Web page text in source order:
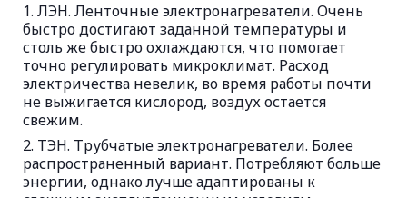
ЛЭН. Ленточные электронагреватели. Очень
быстро достигают заданной температуры и
столь же быстро охлаждаются, что помогает
точно регулировать микроклимат. Расход
электричества невелик, во время работы почти
не выжигается кислород, воздух остается
свежим.
ТЭН. Трубчатые электронагреватели. Более
распространенный вариант. Потребляют больше
энергии, однако лучше адаптированы к